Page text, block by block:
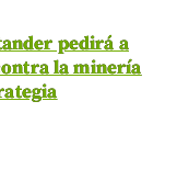
pedirá a
la minería